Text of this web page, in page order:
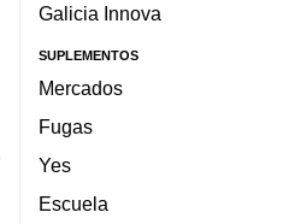
Galicia Innova
SUPLEMENTOS
Mercados
Fugas
Yes
Escuela